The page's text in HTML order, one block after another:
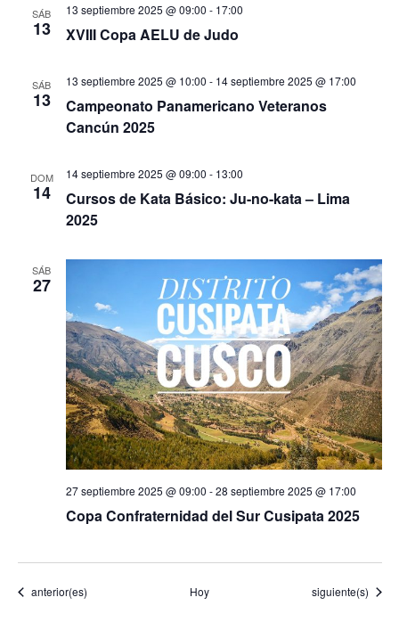
SÁB
13 XVIII Copa AELU de Judo
13 septiembre 2025 @ 09:00 - 17:00
SÁB
13
Campeonato Panamericano Veteranos
Cancún 2025
13 septiembre 2025 @ 10:00 - 14 septiembre 2025 @ 17:00
DOM
14
Cursos de Kata Básico: Ju-no-kata – Lima
2025
14 septiembre 2025 @ 09:00 - 13:00
SÁB
27
Copa Confraternidad del Sur Cusipata 2025
27 septiembre 2025 @ 09:00 -28 septiembre 2025 @ 17:00
Eventos
anterior(es) Hoy Eventos
siguiente(s)